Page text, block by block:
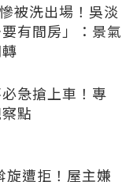
被洗出場！吳淡
有間房」：景氣
急搶上車！專
點
旋遭拒！屋主嫌